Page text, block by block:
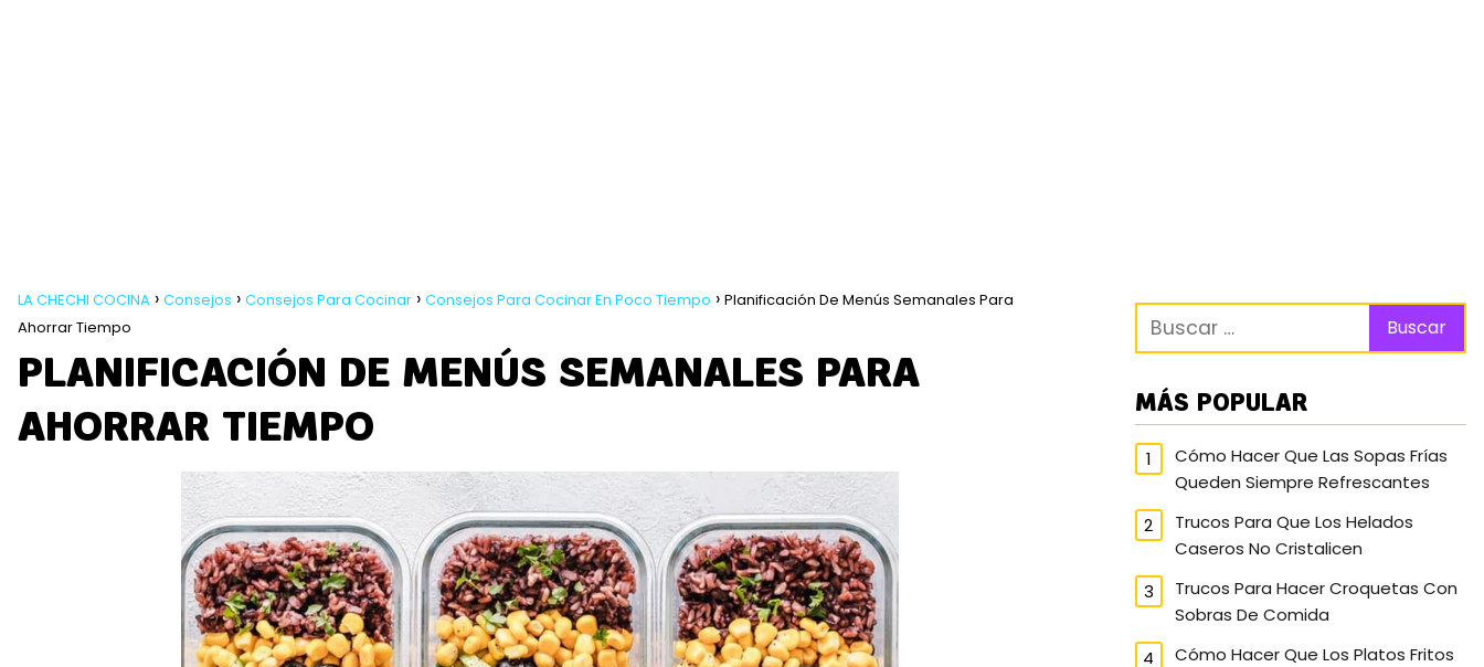
LA CHECHI COCINA Consejos Consejos Para Cocinar Consejos Para Cocinar En Poco Tiempo
Planificación De Menús Semanales Para
Ahorrar Tiempo
PLANIFICACIÓN DE MENÚS SEMANALES PARA
AHORRAR TIEMPO
MÁS POPULAR
Cómo Hacer Que Las Sopas Frías
Queden Siempre Refrescantes
Trucos Para Que Los Helados
Caseros No Cristalicen
Trucos Para Hacer Croquetas Con
Sobras De Comida
Cómo Hacer Que Los Platos Fritos